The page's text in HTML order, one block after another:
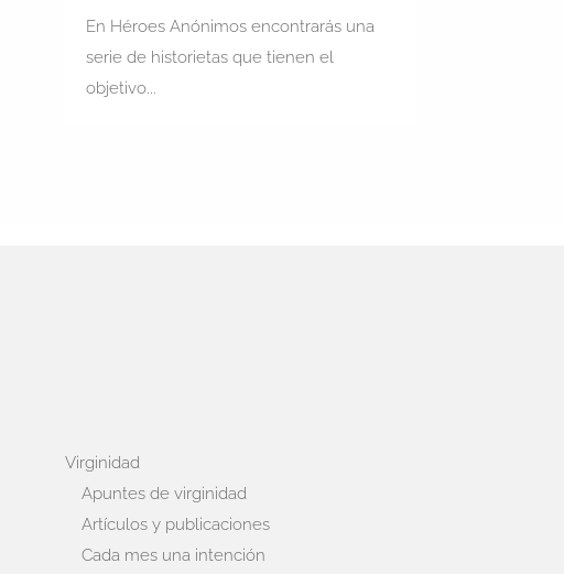
En Héroes Anónimos encontrarás una
serie de historietas que tienen el
objetivo...
Virginidad
Apuntes de virginidad
Artículos y publicaciones
Cada mes una intención